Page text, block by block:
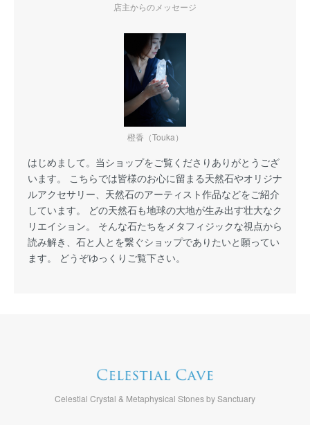
店主からのメッセージ
橙香（Touka）
はじめまして。当ショップをご覧くださりありがとうござ
います。 こちらでは皆様のお心に留まる天然石やオリジナ
ルアクセサリー、天然石のアーティスト作品などをご紹介
しています。 どの天然石も地球の大地が生み出す壮大なク
リエイション。 そんな石たちをメタフィジックな視点から
読み解き、石と人とを繋ぐショップでありたいと願ってい
ます。 どうぞゆっくりご覧下さい。
Celestial Crystal & Metaphysical Stones by Sanctuary